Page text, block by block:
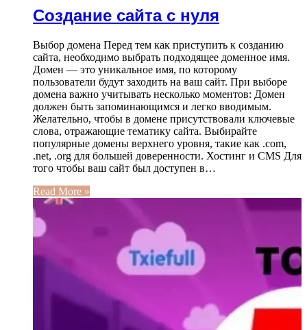
Создание сайта с нуля
Выбор домена Перед тем как приступить к созданию
сайта, необходимо выбрать подходящее доменное имя.
Домен — это уникальное имя, по которому
пользователи будут заходить на ваш сайт. При выборе
домена важно учитывать несколько моментов: Домен
должен быть запоминающимся и легко вводимым.
Желательно, чтобы в домене присутствовали ключевые
слова, отражающие тематику сайта. Выбирайте
популярные домены верхнего уровня, такие как .com,
.net, .org для большей доверенности. Хостинг и CMS Для
того чтобы ваш сайт был доступен в…
Read More »